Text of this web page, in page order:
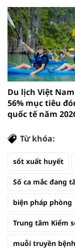
Du lịch Việt
56% mục tiêu
quốc tế năm
Từ khóa:
sốt xuất huyết
Số ca mắc đang
biện pháp phòng
Trung tâm Kiểm
muỗi truyền bệnh